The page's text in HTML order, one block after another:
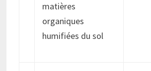
matières
organiques
humifiées du sol